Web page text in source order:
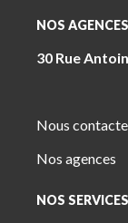
NOS AGENCES
30 Rue
4 Pl. Jeanne
Nous
Nos agences
NOS SERVICES